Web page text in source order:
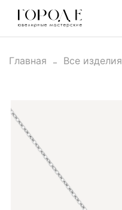
Главная Все изделия